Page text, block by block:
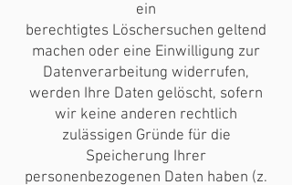
ein
berechtigtes Löschersuchen geltend
machen oder eine Einwilligung zur
Datenverarbeitung widerrufen,
werden Ihre Daten gelöscht, sofern
wir keine anderen rechtlich
zulässigen Gründe für die
Speicherung Ihrer
personenbezogenen Daten haben (z.